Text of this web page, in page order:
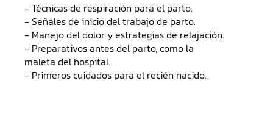
- Técnicas de respiración para el parto.
- Señales de inicio del trabajo de parto.
- Manejo del dolor y estrategias de relajación.
- Preparativos antes del parto, como la
maleta del hospital.
- Primeros cuidados para el recién nacido.